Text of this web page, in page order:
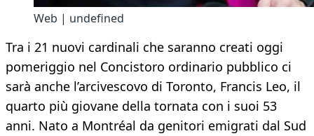
Web | undefined
Tra i 21 nuovi cardinali che saranno creati oggi
pomeriggio nel Concistoro ordinario pubblico ci
sarà anche l’arcivescovo di Toronto, Francis Leo, il
quarto più giovane della tornata con i suoi 53
anni. Nato a Montréal da genitori emigrati dal Sud